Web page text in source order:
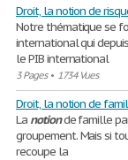
Droit, la notion de
Notre thématique se
international qui
le PIB international
3 Pages• 1734 Vues
Droit, la notion de
La notionde famille
groupement. Mais si
recoupe la